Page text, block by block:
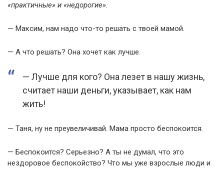
«практичные» и «недорогие».
— Максим, нам надо что-то решать с твоей мамой.
— А что решать? Она хочет как лучше.
— Лучше для кого? Она лезет в нашу жизнь,
считает наши деньги, указывает, как нам
жить!
— Таня, ну не преувеличивай. Мама просто беспокоится.
— Беспокоится? Серьезно? А ты не думал, что это
нездоровое беспокойство? Что мы уже взрослые люди и